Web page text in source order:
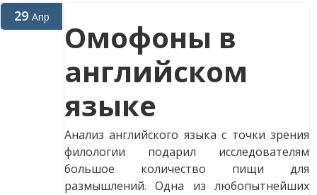
29 Апр
Омофоны в
английском
языке
Анализ английского языка с точки зрения
филологии подарил исследователям
большое количество пищи для
размышлений. Одна из любопытнейших